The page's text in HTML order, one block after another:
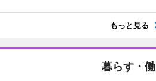
もっと見る
暮らす・働